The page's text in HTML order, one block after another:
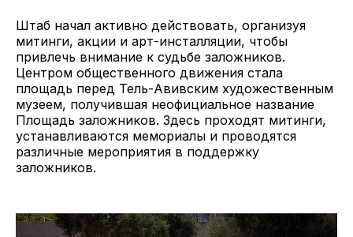
Штаб начал активно действовать, организуя
митинги, акции и арт-инсталляции, чтобы
привлечь внимание к судьбе заложников.
Центром общественного движения стала
площадь перед Тель-Авивским художественным
музеем, получившая неофициальное название
Площадь заложников. Здесь проходят митинги,
устанавливаются мемориалы и проводятся
различные мероприятия в поддержку
заложников.